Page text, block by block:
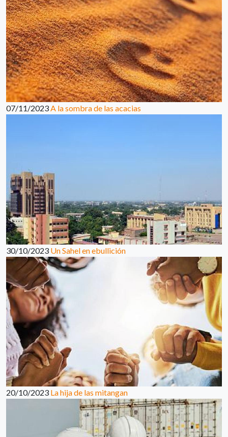
07/11/2023A la sombra de las acacias
30/10/2023 Un Sahel en ebullición
20/10/2023 La hija de las mitangan